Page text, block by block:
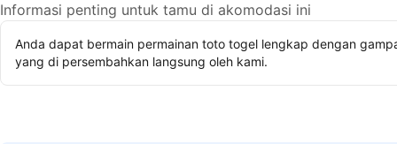
Informasi penting untuk tamu di akomodasi ini
Anda dapat bermain permainan toto togel lengkap dengan
yang di persembahkan langsung oleh kami.